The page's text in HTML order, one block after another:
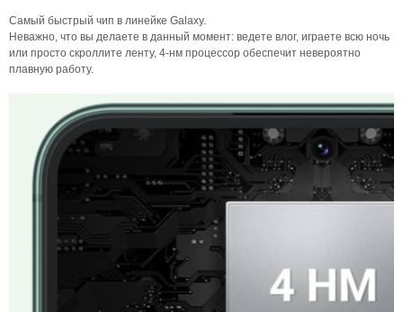
Самый быстрый чип в линейке Galaxy.
Неважно, что вы делаете в данный момент: ведете влог, играете всю ночь
или просто скроллите ленту, 4-нм процессор обеспечит невероятно
плавную работу.